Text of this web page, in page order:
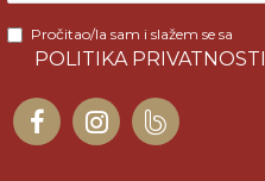
Pročitao/la sam i slažem se sa
POLITIKA PRIVATNOSTI